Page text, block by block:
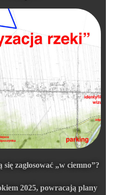
zagłosować „w ciemno”?
2025, powracają plany